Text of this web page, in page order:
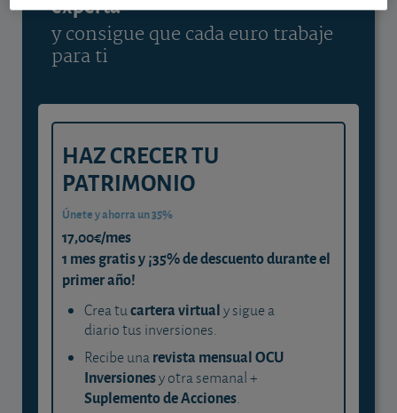
y consigue que cada euro trabaje
para ti
HAZ CRECER TU
PATRIMONIO
Únete y ahorra un 35%
17,00€/mes
1 mes gratis y ¡35% de descuento durante el
primer año!
Crea tucartera virtualy sigue a
diario tus inversiones.
Recibe unarevista mensual OCU
Inversionesy otra semanal +
Suplemento de Acciones.